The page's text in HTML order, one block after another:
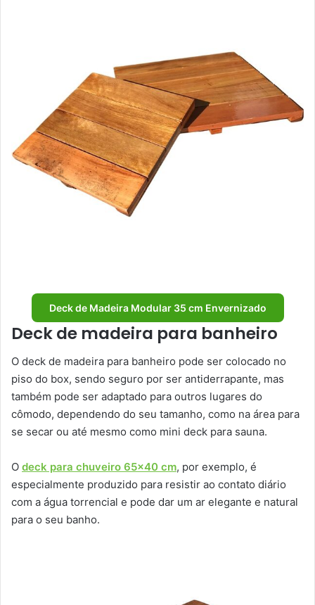
Deck de Madeira Modular 35 cm Envernizado
Deck de madeira para banheiro
O deck de madeira para banheiro pode ser colocado no
piso do box, sendo seguro por ser antiderrapante, mas
também pode ser adaptado para outros lugares do
cômodo, dependendo do seu tamanho, como na área para
se secar ou até mesmo como mini deck para sauna.
O deck para chuveiro 65×40 cm, por exemplo, é
especialmente produzido para resistir ao contato diário
com a água torrencial e pode dar um ar elegante e natural
para o seu banho.